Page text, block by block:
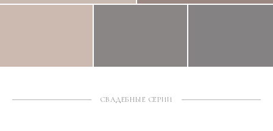
СВАДЕБНЫЕ СЕРИИ